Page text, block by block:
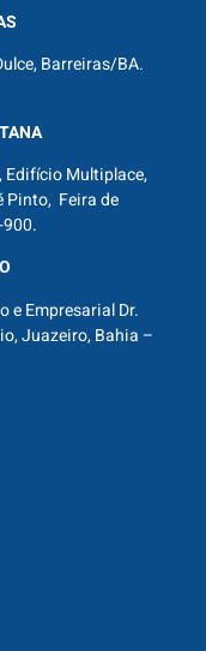
Barreiras/BA.
Edifício Multiplace,
Pinto, Feira de
e Empresarial Dr.
Juazeiro, Bahia –